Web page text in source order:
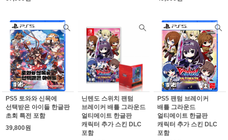
PS5 토와와 신목에
선택받은 아이들 한글판
초회 특전 포함
39,800원
닌텐도 스위치 팬텀
브레이커 배틀 그라운드
얼티메이트 한글판
캐릭터 추가 스킨 DLC
포함
PS5 팬텀 브레이커
배틀 그라운드
얼티메이트 한글판
캐릭터 추가 스킨 DLC
포함